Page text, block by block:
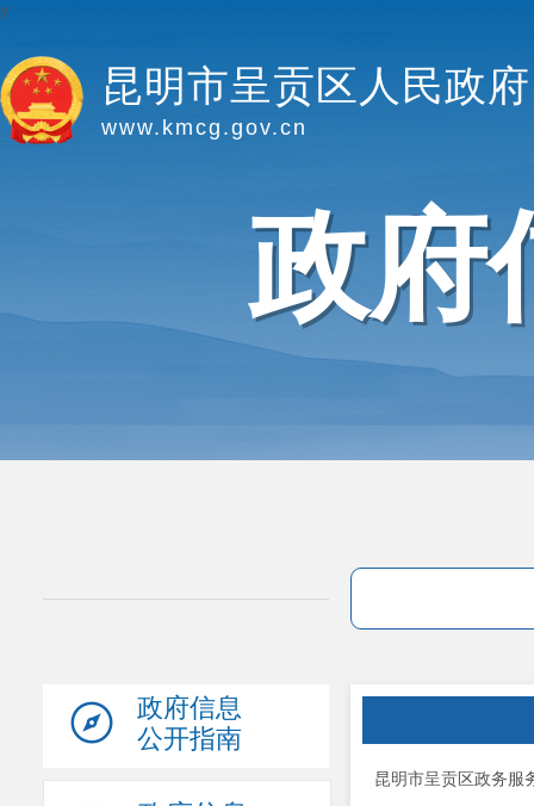
y
昆明市呈贡区人民政府
www.kmcg.gov.cn
政府
政府信息
公开指南
昆明市呈贡区政务服